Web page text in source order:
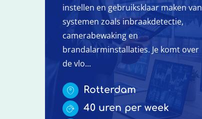
instellen en gebruiksklaar maken van
systemen zoals inbraakdetectie,
camerabewaking en
brandalarminstallaties. Je komt over
de vlo...
Rotterdam
40 uren per week